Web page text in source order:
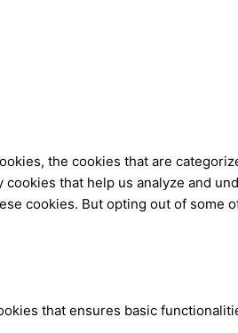
the cookies that are
that help us analyze and
cookies. But opting out of some
that ensures basic